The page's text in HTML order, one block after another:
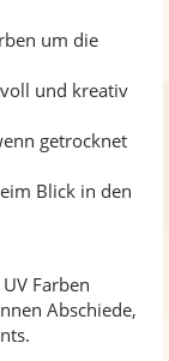
um die
und kreativ
getrocknet
Blick in den
Farben
Abschiede,